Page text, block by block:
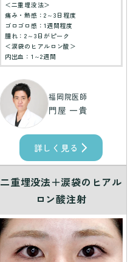
＜二重埋没法＞
痛み・熱感：2～3日程度
ゴロゴロ感：1週間程度
腫れ：2～3日がピーク
＜涙袋のヒアルロン酸＞
内出血：1～2週間
福岡院医師
門屋 一貴
詳しく見る
二重埋没法＋涙袋のヒアル
ロン酸注射